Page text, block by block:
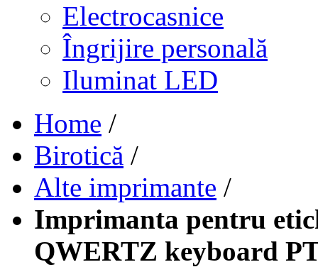
Electrocasnice
Îngrijire personală
Iluminat LED
Home /
Birotică /
Alte imprimante /
Imprimanta pentru
QWERTZ keyboard